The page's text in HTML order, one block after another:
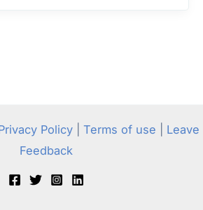
Policy| Terms of use
Leave
Feedback